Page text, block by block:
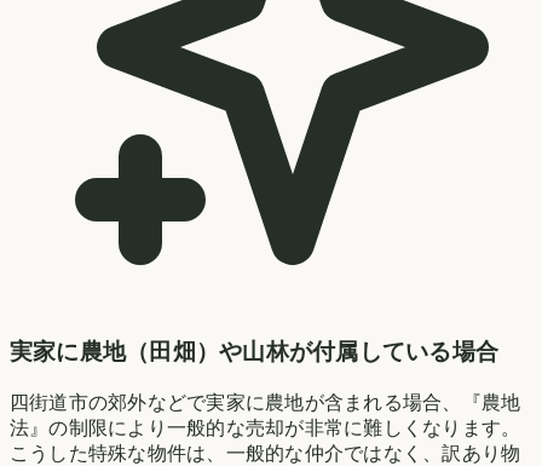
実家に農地（田畑）や山林が付属している場合
四街道市の郊外などで実家に農地が含まれる場合、『農地
法』の制限により一般的な売却が非常に難しくなります。
こうした特殊な物件は、一般的な仲介ではなく、訳あり物